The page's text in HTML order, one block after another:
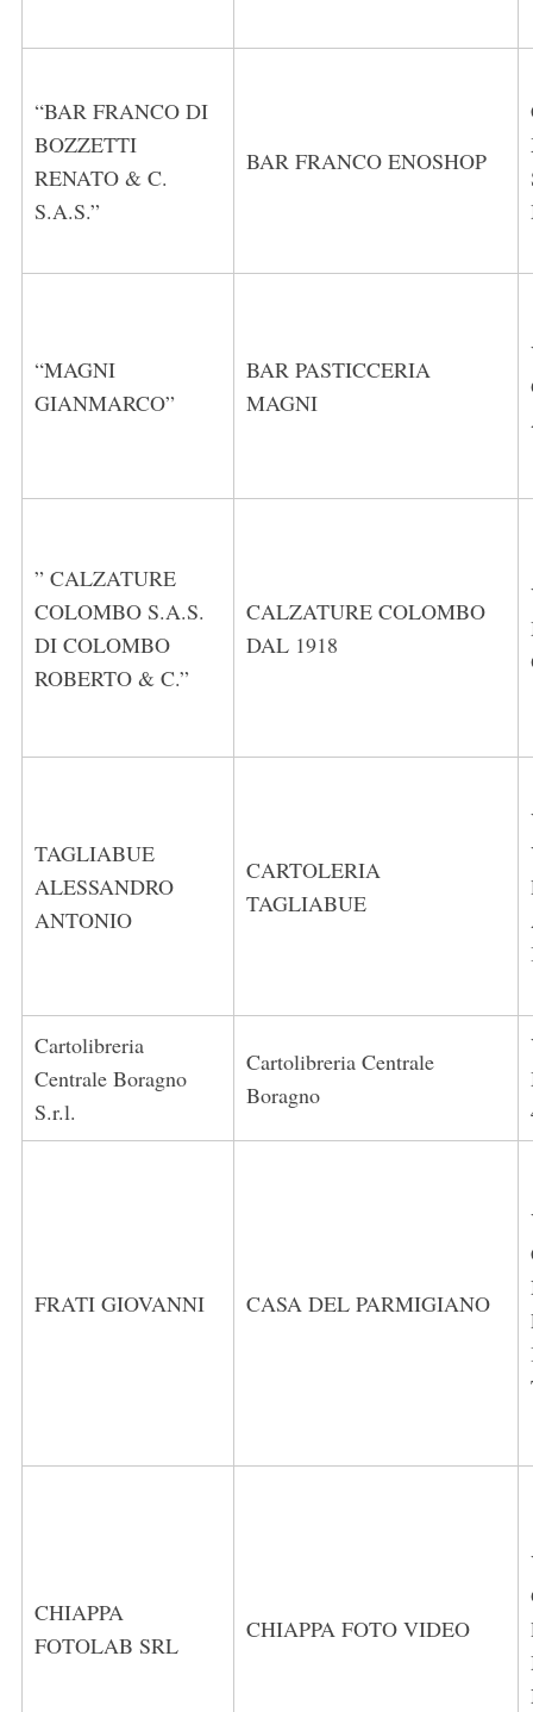
“BAR FRANCO DI
BOZZETTI
RENATO & C.
S.A.S.”
BAR FRANCO ENOSHOP
“MAGNI
GIANMARCO”
BAR PASTICCERIA
MAGNI
” CALZATURE
COLOMBO S.A.S.
DI COLOMBO
ROBERTO & C.”
CALZATURE COLOMBO
DAL 1918
TAGLIABUE
ALESSANDRO
ANTONIO
CARTOLERIA
TAGLIABUE
Cartolibreria
Centrale Boragno
S.r.l.
Cartolibreria Centrale
Boragno
FRATI GIOVANNI CASA DEL PARMIGIANO
CHIAPPA
FOTOLAB SRL
CHIAPPA FOTO VIDEO